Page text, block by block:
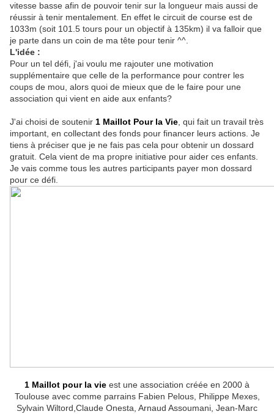
vitesse basse afin de pouvoir tenir sur la longueur mais aussi de
réussir à tenir mentalement. En effet le circuit de course est de
1033m (soit 101.5 tours pour un objectif à 135km) il va falloir que
je parte dans un coin de ma tête pour tenir ^^.
L'idée :
Pour un tel défi, j'ai voulu me rajouter une motivation
supplémentaire que celle de la performance pour contrer les
coups de mou, alors quoi de mieux que de le faire pour une
association qui vient en aide aux enfants?
J'ai choisi de soutenir 1 Maillot Pour la Vie , qui fait un travail très
important, en collectant des fonds pour financer leurs actions. Je
tiens à préciser que je ne fais pas cela pour obtenir un dossard
gratuit. Cela vient de ma propre initiative pour aider ces enfants.
Je vais comme tous les autres participants payer mon dossard
pour ce défi.
1 Maillot pour la vie est une association créée en 2000 à
Toulouse avec comme parrains Fabien Pelous, Philippe Mexes,
Sylvain Wiltord,Claude Onesta, Arnaud Assoumani, Jean-Marc